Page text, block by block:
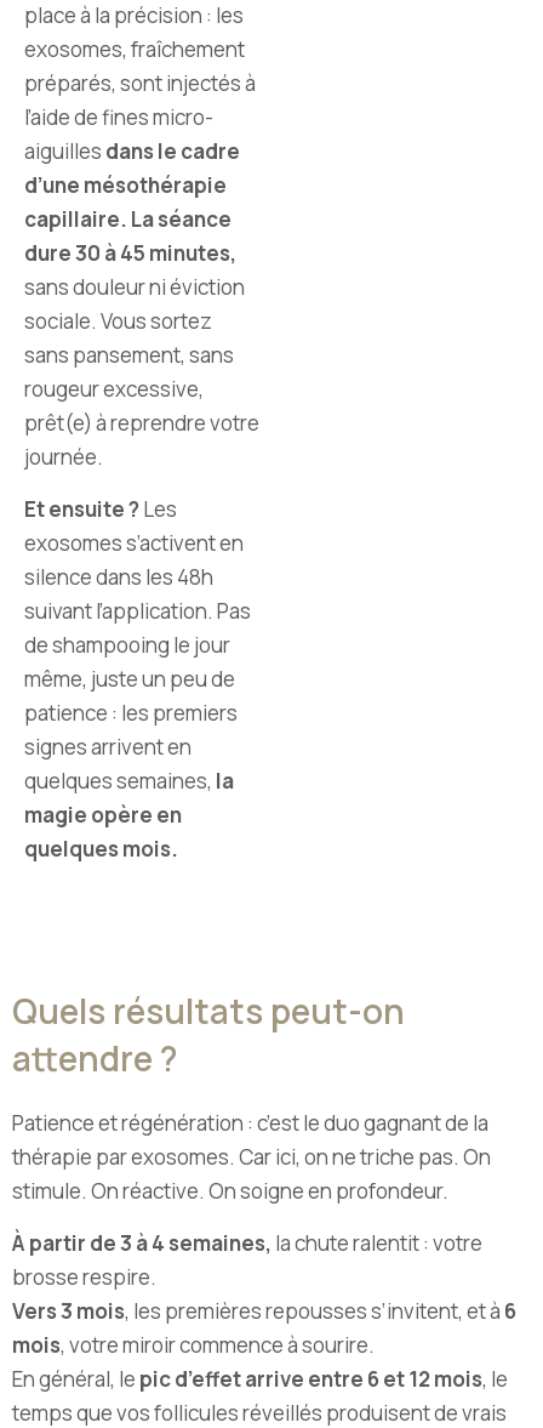
place à la précision : les
exosomes, fraîchement
préparés, sont injectés à
l’aide de fines micro-
aiguilles dans le cadre
d’une mésothérapie
capillaire. La séance
dure 30 à 45 minutes,
sans douleur ni éviction
sociale. Vous sortez
sans pansement, sans
rougeur excessive,
prêt(e) à reprendre votre
journée.
Et ensuite ? Les
exosomes s’activent en
silence dans les 48h
suivant l’application. Pas
de shampooing le jour
même, juste un peu de
patience : les premiers
signes arrivent en
quelques semaines, la
magie opère en
quelques mois.
Quels résultats peut-on
attendre ?
Patience et régénération : c’est le duo gagnant de la
thérapie par exosomes. Car ici, on ne triche pas. On
stimule. On réactive. On soigne en profondeur.
À partir de 3 à 4 semaines, la chute ralentit : votre
brosse respire.
Vers 3 mois, les premières repousses s’invitent, et à 6
mois, votre miroir commence à sourire.
En général, le pic d’effet arrive entre 6 et 12 mois, le
temps que vos follicules réveillés produisent de vrais